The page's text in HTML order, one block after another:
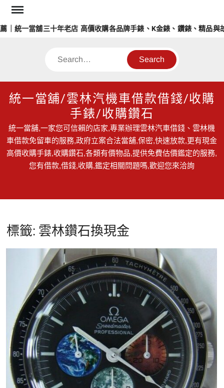
Skip
content統一當舖三十年老店 高價收購各品牌手錶、K金錶、鑽錶、精品與
Search
統一當舖/雲林汽機車借款借錢/收購
手錶/收購鑽石
統一當舖,一家您可信賴的店家,專業辦理雲林汽車借錢、雲林機
車借款免留車的服務,政府立案合法當舖,保密,快速放款,更有現金
高價收購手錶,收購鑽石,各類有價物品,提供免費估價鑑定的服務,
您有借款,借錢,收購,鑑定相關問題嗎,歡迎您來洽詢
標籤: 雲林鑽石換現金